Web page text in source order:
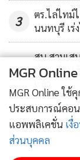
3
ตร.ไล่ไทม์
นนทบุรี เร่
4
สน.สามเส
ต่อยเพื่อน
MGR
MGR Online ใ
ประสบการณ์คอ
แอพพลิเคชั่น เงื่
ส่วนบุคคล